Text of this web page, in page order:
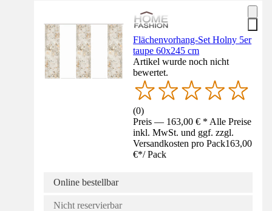
Flächenvorhang-Set Holny 5er
taupe 60x245 cm
Artikel wurde noch nicht
bewertet.
(0)
Preis — 163,00 € * Alle Preise
inkl. MwSt. und ggf. zzgl.
Versandkosten pro Pack163,00
€*/ Pack
Online bestellbar
Nicht reservierbar